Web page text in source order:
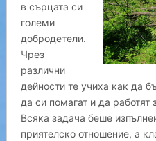
в сърцата си
големи
добродетели.
Чрез
различни
дейности те учиха как да
да си помагат и да работят
Всяка задача беше
приятелско отношение, а